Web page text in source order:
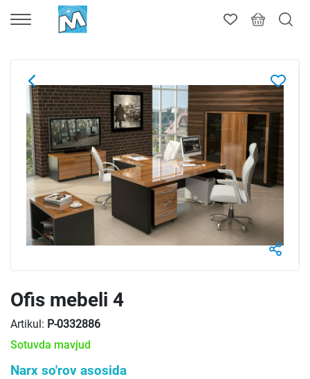
Ofis mebeli 4
Artikul: P-0332886
Sotuvda mavjud
Narx so'rov asosida